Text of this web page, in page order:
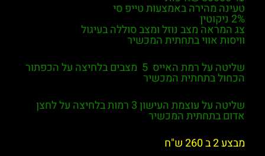
מהירה באמצעות טייפ סי
המראה מצב נוזל ומצב סוללה בעיגול
אווי בתחתית המכשיר
שליטה על רמת האייס 5 מצבים בלחיצה על הכפתור
בתחתית המכשיר
שליטה על עוצמת העישון 3 רמות בלחיצה על לחצן
בתחתית המכשיר
2 ב 260 ש"ח